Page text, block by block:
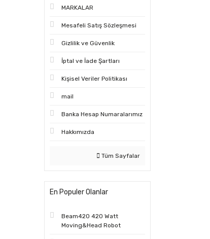
MARKALAR
Mesafeli Satış Sözleşmesi
Gizlilik ve Güvenlik
İptal ve İade Şartları
Kişisel Veriler Politikası
mail
Banka Hesap Numaralarımız
Hakkımızda
Tüm Sayfalar
En Populer Olanlar
Beam420 420 Watt
Moving&Head Robot